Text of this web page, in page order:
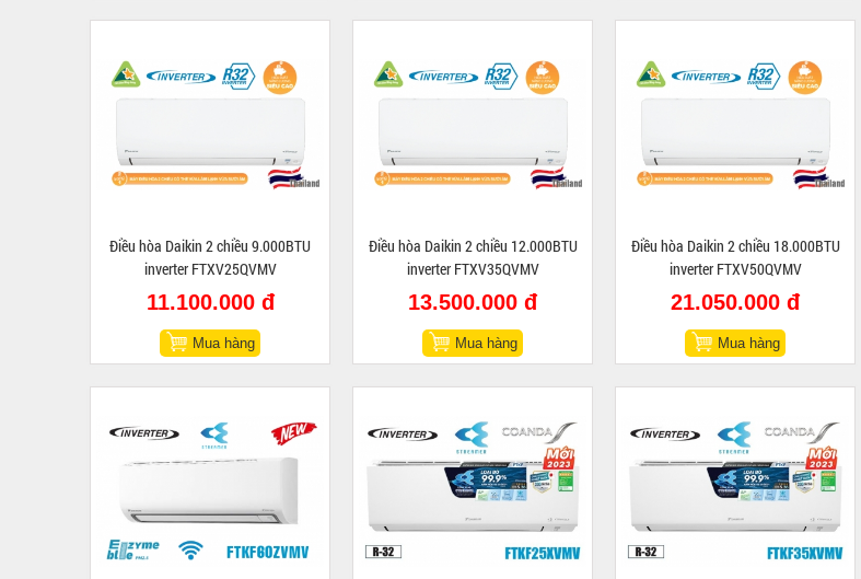
Điều hòa Daikin 2 chiều 9.000BTU
inverter FTXV25QVMV
11.100.000 đ
Mua hàng
Điều hòa Daikin 2 chiều 12.000BTU
inverter FTXV35QVMV
13.500.000 đ
Mua hàng
Điều hòa Daikin 2 chiều 18.000BTU
inverter FTXV50QVMV
21.050.000 đ
Mua hàng